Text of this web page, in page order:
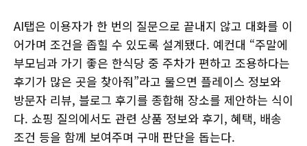
AI탭은 이용자가 한 번의 질문으로 끝내지 않고 대화를 이
어가며 조건을 좁힐 수 있도록 설계됐다. 예컨대 “주말에
부모님과 가기 좋은 한식당 중 주차가 편하고 조용하다는
후기가 많은 곳을 찾아줘”라고 물으면 플레이스 정보와
방문자 리뷰, 블로그 후기를 종합해 장소를 제안하는 식이
다. 쇼핑 질의에서도 관련 상품 정보와 후기, 혜택, 배송
조건 등을 함께 보여주며 구매 판단을 돕는다.